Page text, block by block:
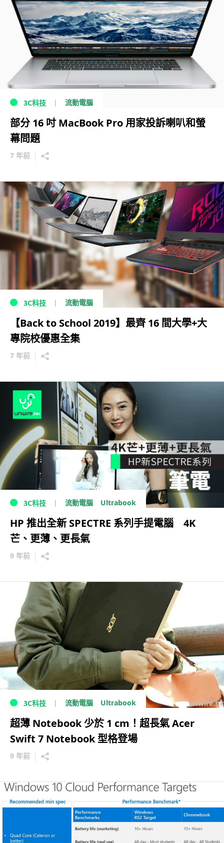
3C科技 流動電腦
部分 16 吋 MacBook Pro 用家投訴喇叭和螢
幕問題
7 年前
3C科技 流動電腦
【Back to School 2019】最齊 16 間大學+大
專院校優惠全集
7 年前
3C科技 流動電腦 Ultrabook
HP 推出全新 SPECTRE 系列手提電腦 4K
芒、更薄、更長氣
9 年前
3C科技 流動電腦 Ultrabook
超薄 Notebook 少於 1 cm！超長氣 Acer
Swift 7 Notebook 型格登場
9 年前